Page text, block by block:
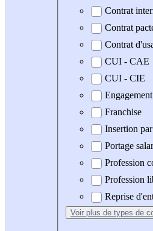
Contrat
Contrat
Contrat
CUI - CAE
CUI - CIE
Franchise
Insertion
Portage
Profession
Profession
Reprise
Voir plus de types de